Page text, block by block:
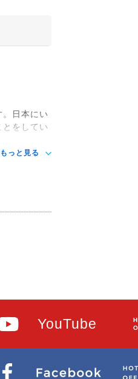
日本にい
をしてい
もっと見る
YouTube